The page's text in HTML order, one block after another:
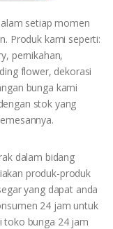
setiap momen
Produk kami seperti:
pernikahan,
flower, dekorasi
bunga kami
stok yang
dalam bidang
produk-produk
yang dapat anda
24 jam untuk
toko bunga 24 jam